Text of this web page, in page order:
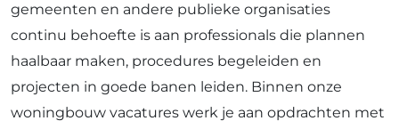
gemeenten en andere publieke organisaties
continu behoefte is aan professionals die plannen
haalbaar maken, procedures begeleiden en
projecten in goede banen leiden. Binnen onze
woningbouw vacatures werk je aan opdrachten met